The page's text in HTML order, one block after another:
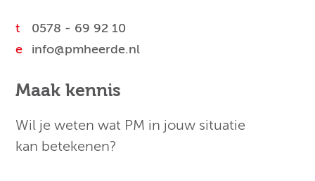
t
0578 - 69 92 10
e
info@pmheerde.nl
Maak kennis
Wil je weten wat PM in jouw situatie
kan betekenen?